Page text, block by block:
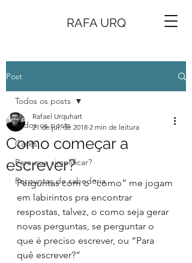
RAFA URQ
Post
Todos os posts
Cases
Para que simplificar?
Perguntas de sabedoria
Todos os posts
Como começar a
escrever?
Rafael Urquhart
21 de jul. de 2018 2 min de leitura
Perguntas com o “como” me jogam
em labirintos pra encontrar
respostas, talvez, o como seja gerar
novas perguntas, se perguntar o
que é preciso escrever, ou “Para
quê escrever?”